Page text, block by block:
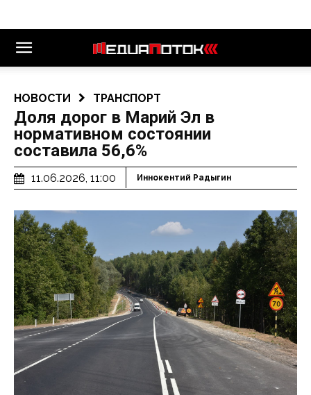
НОВОСТИ ТРАНСПОРТ
Доля дорог в Марий Эл в
нормативном состоянии
составила 56,6%
11.06.2026, 11:00 Иннокентий Радыгин